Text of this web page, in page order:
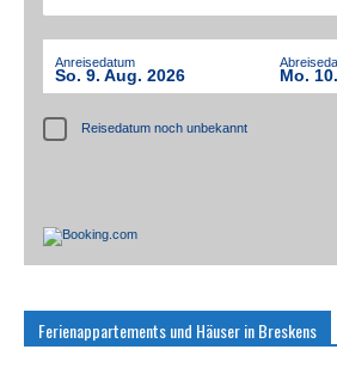
Anreisedatum
So. 9. Aug. 2026 Mo.
Reisedatum noch unbekannt
Ferienappartements und Häuser in Breskens